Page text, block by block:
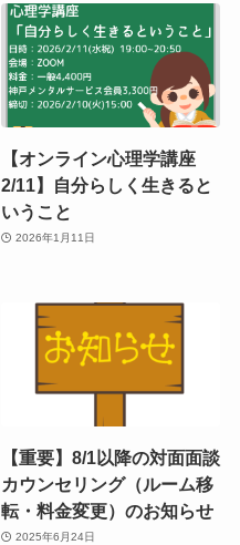
【オンライン心理学講座
2/11】自分らしく生きると
いうこと
2026年1月11日
【重要】8/1以降の対面面談
カウンセリング（ルーム移
転・料金変更）のお知らせ
2025年6月24日